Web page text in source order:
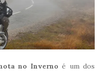
no Inverno é um dos